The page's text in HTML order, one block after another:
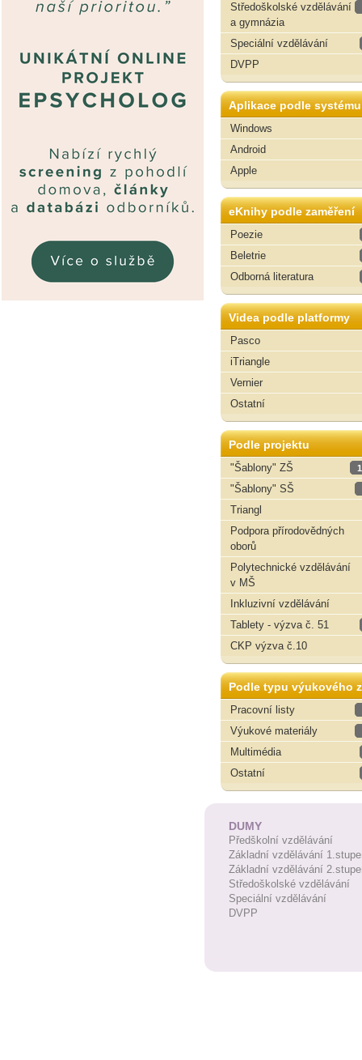
Středoškolské vzdělávání
a gymnázia
Speciální vzdělávání
DVPP
Aplikace podle systému
Windows
Android
Apple
eKnihy podle zaměření
Poezie
Beletrie
Odborná literatura
Videa podle platformy
Pasco
iTriangle
Vernier
Ostatní
Podle projektu
"Šablony" ZŠ
"Šablony" SŠ
Triangl
Podpora přírodovědných
oborů
Polytechnické vzdělávání
v MŠ
Inkluzivní vzdělávání
Tablety - výzva č. 51
CKP výzva č.10
Podle typu výukového
Pracovní listy
Výukové materiály
Multimédia
Ostatní
DUMY
Předškolní vzdělávání
Základní vzdělávání
Základní vzdělávání
Středoškolské vzdělávání
Speciální vzdělávání
DVPP